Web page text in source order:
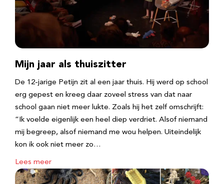
Mijn jaar als thuiszitter
De 12-jarige Petijn zit al een jaar thuis. Hij werd op school
erg gepest en kreeg daar zoveel stress van dat naar
school gaan niet meer lukte. Zoals hij het zelf omschrijft:
“Ik voelde eigenlijk een heel diep verdriet. Alsof niemand
mij begreep, alsof niemand me wou helpen. Uiteindelijk
kon ik ook niet meer zo…
Lees meer